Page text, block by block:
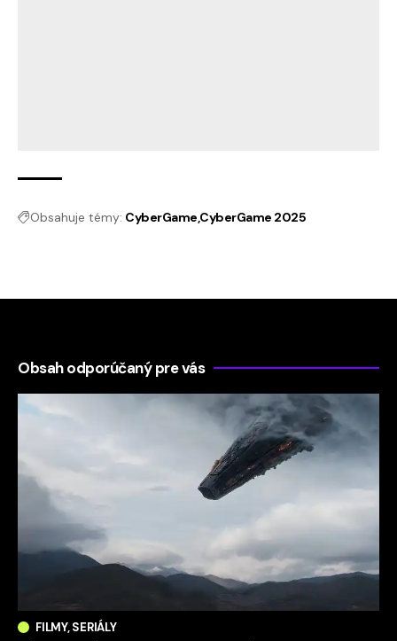
Obsahuje témy: CyberGameCyberGame 2025
Obsah odporúčaný pre vás
FILMY, SERIÁLY